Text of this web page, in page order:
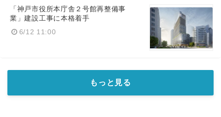
「神戸市役所本庁舎２号館再整備事
業」建設工事に本格着手
6/12 11:00
もっと見る